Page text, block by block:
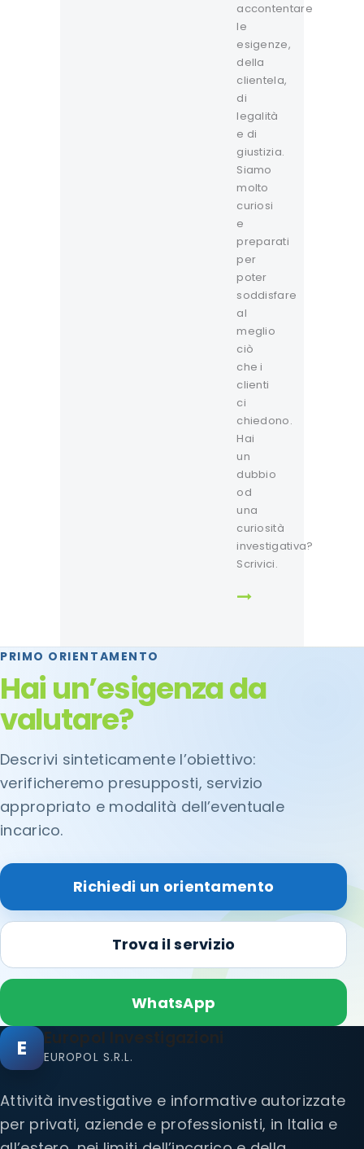
accontentare
le
esigenze,
della
clientela,
di
legalità
e di
giustizia.
Siamo
molto
curiosi
e
preparati
per
poter
soddisfare
al
meglio
ciò
che i
clienti
ci
chiedono.
Hai
un
dubbio
od
una
curiosità
investigativa?
Scrivici.
PRIMO ORIENTAMENTO
Hai un’esigenza da
valutare?
Descrivi sinteticamente l’obiettivo:
verificheremo presupposti, servizio
appropriato e modalità dell’eventuale
incarico.
Richiedi un orientamento
Trova il servizio
WhatsApp
E Europol Investigazioni
EUROPOL S.R.L.
Attività investigative e informative autorizzate
per privati, aziende e professionisti, in Italia e